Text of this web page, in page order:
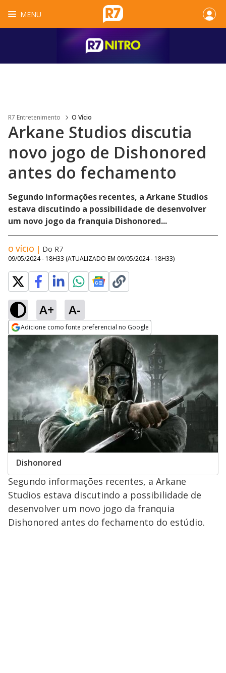
MENU
R7 Entretenimento O Vício
Arkane Studios discutia
novo jogo de Dishonored
antes do fechamento
Segundo informações recentes, a Arkane Studios
estava discutindo a possibilidade de desenvolver
um novo jogo da franquia Dishonored...
O VÍCIO | Do R7
09/05/2024 - 18H33 (ATUALIZADO EM 09/05/2024 - 18H33)
A+ A-
Adicione como fonte preferencial no Google
Opens in new window
Dishonored
Segundo informações recentes, a Arkane
Studios estava discutindo a possibilidade de
desenvolver um novo jogo da franquia
Dishonored antes do fechamento do estúdio.